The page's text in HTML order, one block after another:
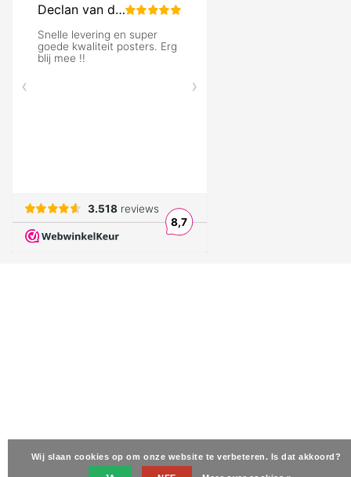
Wij slaan cookies op om onze website te verbeteren. Is dat akkoord?